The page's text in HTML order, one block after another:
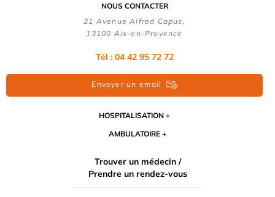
NOUS CONTACTER
21 Avenue Alfred Capus,
13100 Aix-en-Provence
Tél : 04 42 95 72 72
Envoyer un email
HOSPITALISATION
AMBULATOIRE
Trouver un médecin /
Prendre un rendez-vous